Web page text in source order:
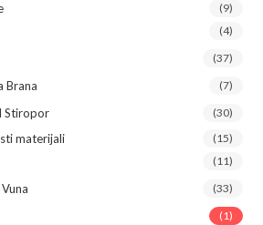
(9)
(4)
(37)
Brana (7)
Stiropor (30)
materijali (15)
(11)
(33)
(1)